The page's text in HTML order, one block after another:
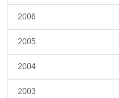
2006
2005
2004
2003